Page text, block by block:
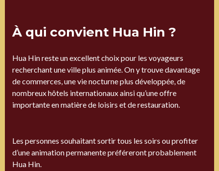
À qui convient Hua Hin ?
Hua Hin reste un excellent choix pour les voyageurs
recherchant une ville plus animée. On y trouve davantage
de commerces, une vie nocturne plus développée, de
nombreux hôtels internationaux ainsi qu’une offre
importante en matière de loisirs et de restauration.
Les personnes souhaitant sortir tous les soirs ou profiter
d’une animation permanente préféreront probablement
Hua Hin.